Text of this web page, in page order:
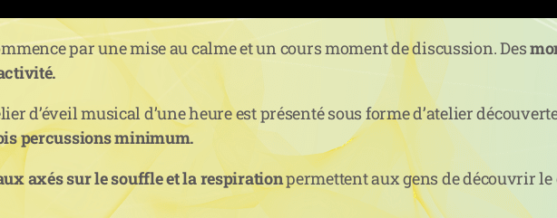
par une mise au calme et un cours moment de discussion. Des
d’éveil musical d’une heure est présenté sous forme d’atelier
percussions minimum.
axés sur le souffle et la respirationpermettent aux gens de découvrir